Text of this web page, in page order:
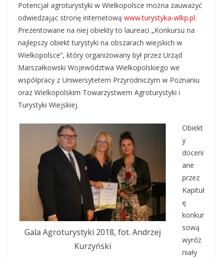
Potencjał agroturystyki w Wielkopolsce można zauważyć
odwiedzając stronę internetową www.turystyka-wlkp.pl.
Prezentowane na niej obiekty to laureaci „Konkursu na
najlepszy obiekt turystyki na obszarach wiejskich w
Wielkopolsce”, który organizowany był przez Urząd
Marszałkowski Województwa Wielkopolskiego we
współpracy z Uniwersytetem Przyrodniczym w Poznaniu
oraz Wielkopolskim Towarzystwem Agroturystyki i
Turystyki Wiejskiej.
Gala Agroturystyki 2018, fot. Andrzej
Kurzyński
Obiekt
y
doceni
ane
przez
Kapituł
ę
konkur
sową
wyróż
niały